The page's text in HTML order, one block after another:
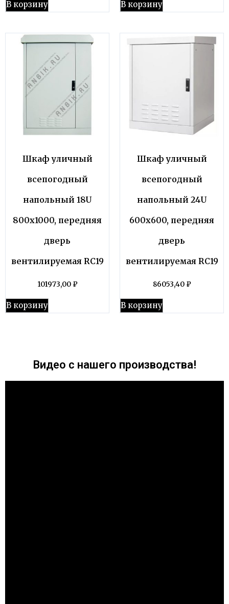
В корзину В корзину
Шкаф уличный
всепогодный
напольный 18U
800х1000, передняя
дверь
вентилируемая RC19
101973,00 ₽
В корзину
Шкаф уличный
всепогодный
напольный 24U
600х600, передняя
дверь
вентилируемая RC19
86053,40 ₽
В корзину
Видео с нашего производства!